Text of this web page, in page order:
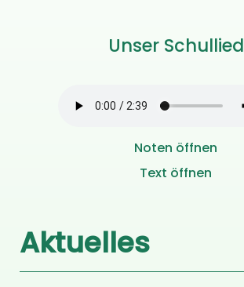
Unser Schullied
Noten öffnen
Text öffnen
Aktuelles